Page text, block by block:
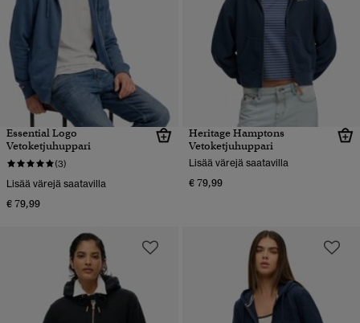
Essential Logo
Vetoketjuhuppari
(3)
Lisää värejä saatavilla
€ 79,99
Heritage Hamptons
Vetoketjuhuppari
Lisää värejä saatavilla
€ 79,99